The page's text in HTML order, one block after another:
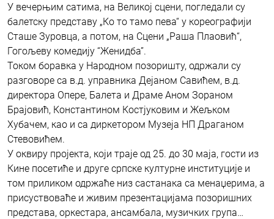
У вечерњим сатима, на Великој сцени, погледали су
балетску представу „Ко то тамо пева“ у кореографији
Сташе Зуровца, а потом, на Сцени „Раша Плаовић“,
Гогољеву комедију “Женидба”.
Током боравка у Народном позоришту, одржали су
разговоре са в.д. управника Дејаном Савићем, в.д.
директора Опере, Балета и Драме Аном Зораном
Брајовић, Константином Костјуковим и Жељком
Хубачем, као и са диркетором Музеја НП Драганом
Стевовићем.
У оквиру пројекта, који траје од 25. до 30 маја, гости из
Кине посетиће и друге српске културне институције и
том приликом одржаће низ састанака са менаџерима, а
присуствоваће и живим презентацијама позоришних
представа, оркестара, ансамбала, музичких група…